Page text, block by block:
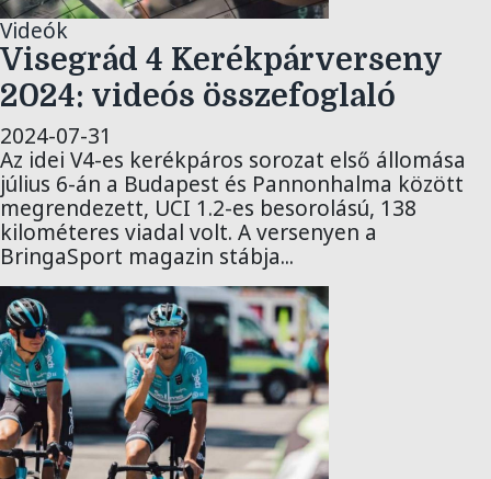
Videók
Visegrád 4 Kerékpárverseny
2024: videós összefoglaló
2024-07-31
Az idei V4-es kerékpáros sorozat első állomása
július 6-án a Budapest és Pannonhalma között
megrendezett, UCI 1.2-es besorolású, 138
kilométeres viadal volt. A versenyen a
BringaSport magazin stábja...